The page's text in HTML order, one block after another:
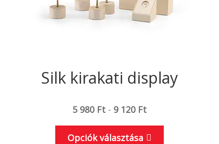
Silk kirakati display
5 980 Ft - 9 120 Ft
Opciók választása